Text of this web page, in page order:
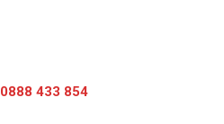
0888 433 854